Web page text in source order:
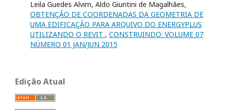
Leila Guedes Alvim, Aldo Giuntini de Magalhães,
OBTENÇÃO DE COORDENADAS DA GEOMETRIA DE
UMA EDIFICAÇÃO PARA ARQUIVO DO ENERGYPLUS
UTILIZANDO O REVIT , CONSTRUINDO: VOLUME 07
NÚMERO 01 JAN/JUN 2015
Edição Atual